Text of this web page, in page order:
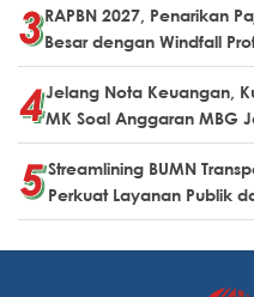
RAPBN 2027, Penarikan
Besar dengan Windfall
Jelang Nota Keuangan,
MK Soal Anggaran MBG
Streamlining BUMN
Perkuat Layanan Publik